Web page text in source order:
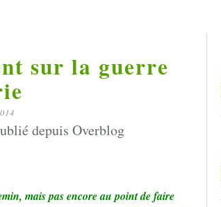
sur la guerre
depuis Overblog
mais pas encore au point de faire